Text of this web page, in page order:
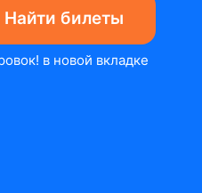
Найти билеты
в новой вкладке